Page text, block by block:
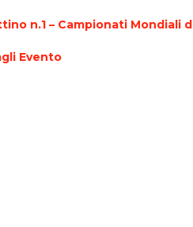
n.1 – Campionati Mondiali
Evento